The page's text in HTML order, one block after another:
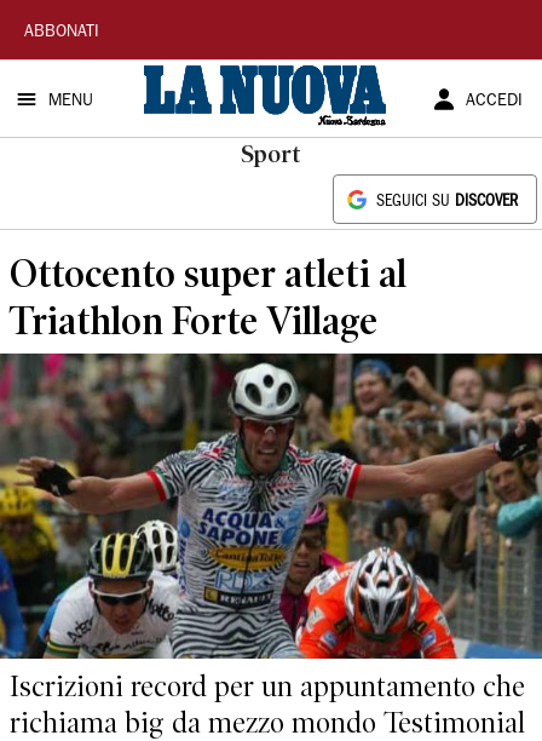
La
Nuova
Sardegna
ABBONATI
MENU ACCEDI
Sport
SEGUICI SU DISCOVER
Ottocento super atleti al
Triathlon Forte Village
Iscrizioni record per un appuntamento che
richiama big da mezzo mondo Testimonial